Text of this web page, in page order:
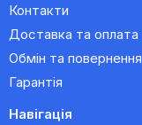
Контакти
Доставка та оплата
Обмін та повернення
Гарантія
Навігація